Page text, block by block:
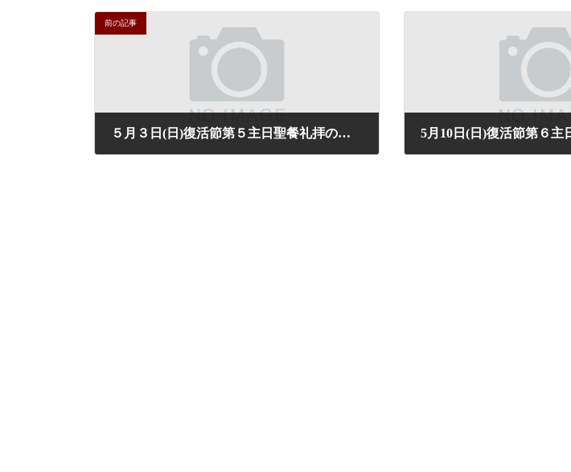
前の記事
５月３日(日)復活節第５主日聖餐礼拝の聖書箇所と讃美歌のご案内